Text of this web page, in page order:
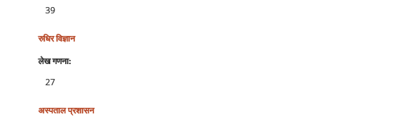
39
रुधिर विज्ञान
लेख गणना:
27
अस्‍पताल प्रशासन